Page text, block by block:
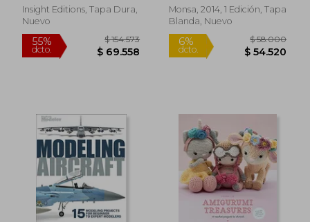
Insight Editions, Tapa Dura,
Nuevo
Monsa, 2014, 1 Edición, Tapa
Blanda, Nuevo